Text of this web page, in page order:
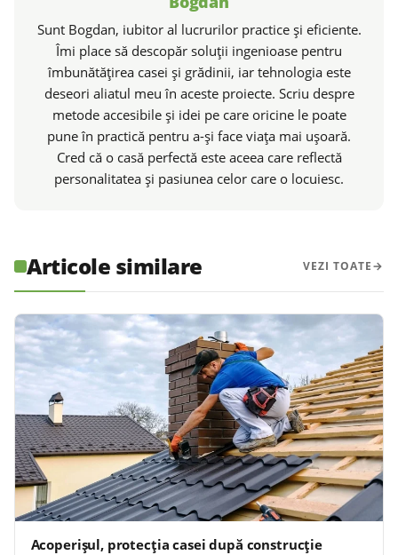
Sunt Bogdan, iubitor al lucrurilor practice și eficiente.
Îmi place să descopăr soluții ingenioase pentru
îmbunătățirea casei și grădinii, iar tehnologia este
deseori aliatul meu în aceste proiecte. Scriu despre
metode accesibile și idei pe care oricine le poate
pune în practică pentru a-și face viața mai ușoară.
Cred că o casă perfectă este aceea care reflectă
personalitatea și pasiunea celor care o locuiesc.
Articole similare VEZI TOATE
Acoperișul, protecția casei după construcție